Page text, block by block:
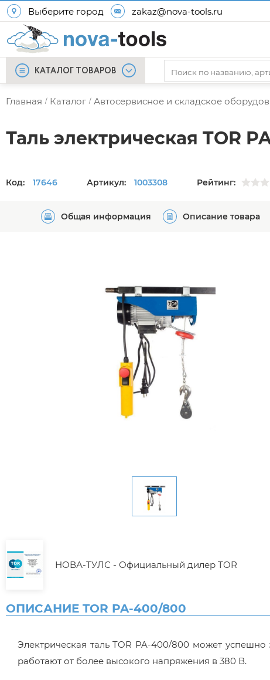
Выберите город zakaz@nova-tools.ru
КАТАЛОГ ТОВАРОВ
Главная / Каталог / Автосервисное и складское
Таль электрическая TOR
Код: 17646 Артикул: 1003308 Рейтинг:
Общая информация Описание товара
НОВА-ТУЛС - Официальный дилер TOR
ОПИСАНИЕ TOR PA-400/800
Электрическая таль TOR PA-400/800 может
работают от более высокого напряжения в 380 В.